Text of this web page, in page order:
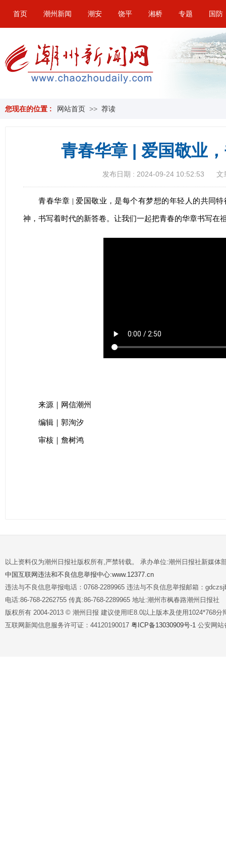
首页 潮州新闻 潮安 饶平 湘桥 专题 国防
您现在的位置 : 网站首页 >> 荐读
青春华章 | 爱国敬业
发布日期 : 2024-09-24 10:52:53 文
青春华章 | 爱国敬业，是每个有梦想的年轻人的共同
神，书写着时代的新答卷。让我们一起把青春的华章书写在
来源｜网信潮州
编辑｜郭洵汐
审核｜詹树鸿
以上资料仅为潮州日报社版权所有,严禁转载。 承办单位:潮州日报社新媒体
中国互联网违法和不良信息举报中心:www.12377.cn
违法与不良信息举报电话：0768-2289965 违法与不良信息举报邮箱：
电话:86-768-2262755 传真:86-768-2289965 地址:潮州市枫春路潮州日报社
版权所有 2004-2013 © 潮州日报 建议使用IE8.0以上版本及使用1024*768分
互联网新闻信息服务许可证：44120190017 粤ICP备13030909号-1 公安网站